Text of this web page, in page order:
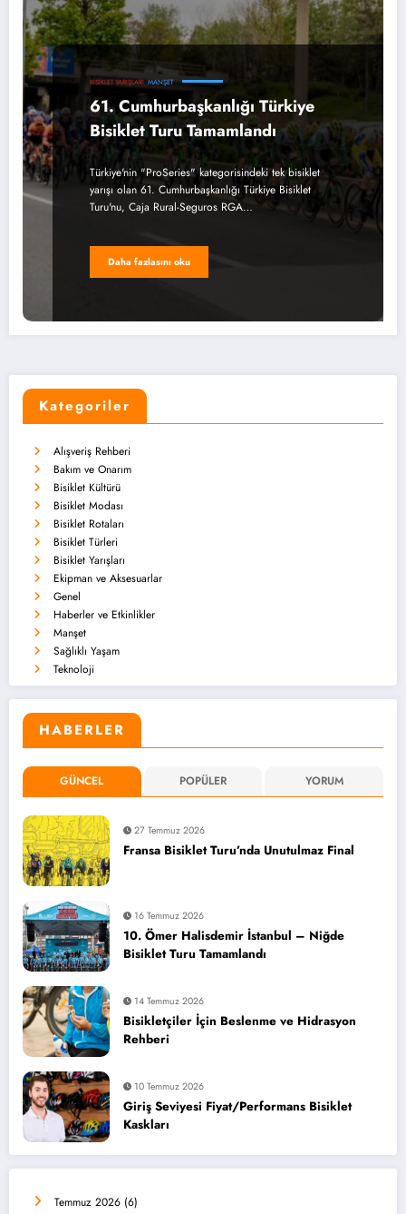
BISIKLET YARIŞLARI MANŞET
61. Cumhurbaşkanlığı Türkiye
Bisiklet Turu Tamamlandı
Türkiye'nin "ProSeries" kategorisindeki tek bisiklet
yarışı olan 61. Cumhurbaşkanlığı Türkiye Bisiklet
Turu'nu, Caja Rural-Seguros RGA…
Daha fazlasını oku
Kategoriler
Alışveriş Rehberi
Bakım ve Onarım
Bisiklet Kültürü
Bisiklet Modası
Bisiklet Rotaları
Bisiklet Türleri
Bisiklet Yarışları
Ekipman ve Aksesuarlar
Genel
Haberler ve Etkinlikler
Manşet
Sağlıklı Yaşam
Teknoloji
HABERLER
GÜNCEL POPÜLER YORUM
27 Temmuz 2026
Fransa Bisiklet Turu’nda Unutulmaz Final
16 Temmuz 2026
10. Ömer Halisdemir İstanbul – Niğde
Bisiklet Turu Tamamlandı
14 Temmuz 2026
Bisikletçiler İçin Beslenme ve Hidrasyon
Rehberi
10 Temmuz 2026
Giriş Seviyesi Fiyat/Performans Bisiklet
Kaskları
Temmuz 2026 (6)